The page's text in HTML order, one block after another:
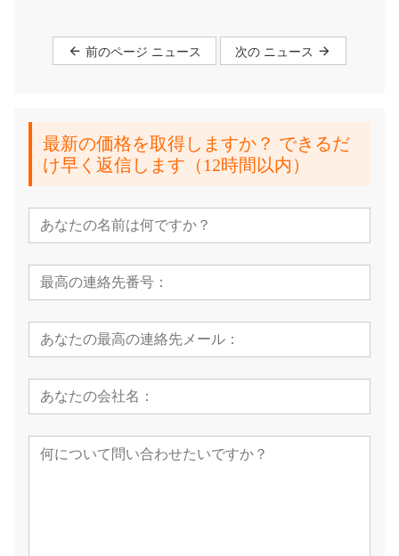
前のページ ニュース 次の ニュース
最新の価格を取得しますか？ できるだ
け早く返信します（12時間以内）